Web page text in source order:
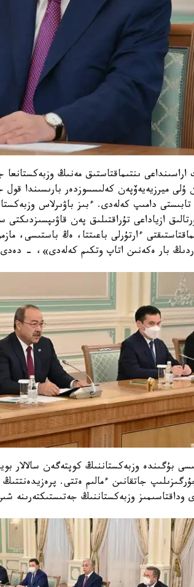
ىنتىماقتاستىق مەنىڭ وزبەكستانعا
ۇلى ميرزيەيەۆپەن كەلىسسوزدەر بارىسىندا
دامىپ كەلەدى. ءبىز باۋىرلاس
ازياداعى تۇراقتىلىق پەن
ءارتۇرلى باعىتتا، ەڭ باستىسى،
بار ەكەنىن اتاپ وتكىم كەلەدى»، -
بۇگىندە وزبەكستاننىڭ كوپتەگەن سالالار
جاتقانىن ءمالىم ەتتى. پرەزيدەنتتىڭ
وداقتاسىمىز وزبەكستاننىڭ جەتىستىكتەرىنە